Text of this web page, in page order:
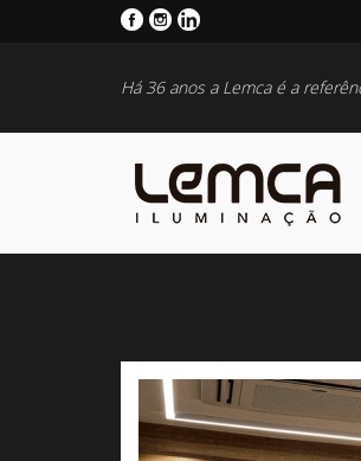
Há 36 anos a Lemca é a